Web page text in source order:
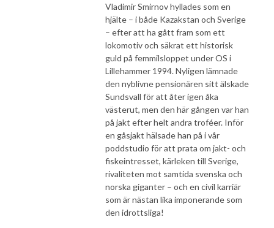
Vladimir Smirnov hyllades som en
hjälte – i både Kazakstan och Sverige
– efter att ha gått fram som ett
lokomotiv och säkrat ett historisk
guld på femmilsloppet under OS i
Lillehammer 1994. Nyligen lämnade
den nyblivne pensionären sitt älskade
Sundsvall för att åter igen åka
västerut, men den här gången var han
på jakt efter helt andra troféer. Inför
en gåsjakt hälsade han på i vår
poddstudio för att prata om jakt- och
fiskeintresset, kärleken till Sverige,
rivaliteten mot samtida svenska och
norska giganter – och en civil karriär
som är nästan lika imponerande som
den idrottsliga!